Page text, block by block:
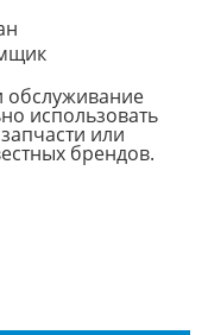
обслуживание
использовать
или
брендов.